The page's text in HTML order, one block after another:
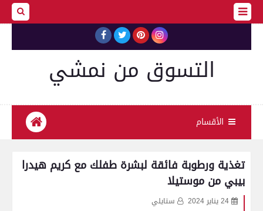
التسوق من نمشي
الأقسام
تغذية ورطوبة فائقة لبشرة طفلك مع كريم هيدرا
بيبي من موستيلا
24 يناير 2024 ستايلي